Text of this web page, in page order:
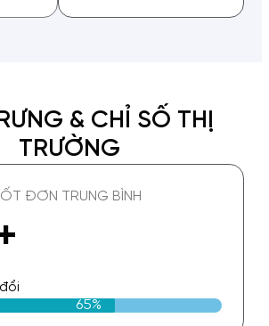
& CHỈ SỐ THỊ
TRƯỜNG
ĐƠN TRUNG BÌNH
65%